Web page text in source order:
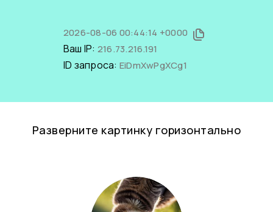
2026-08-06 00:44:14 +0000
Ваш IP: 216.73.216.191
ID запроса: EiDmXwPgXCg1
Разверните картинку горизонтально